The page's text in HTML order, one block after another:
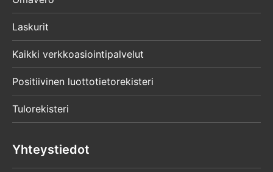
Laskurit
Kaikki verkkoasiointipalvelut
Positiivinen luottotietorekisteri
Tulorekisteri
Yhteystiedot